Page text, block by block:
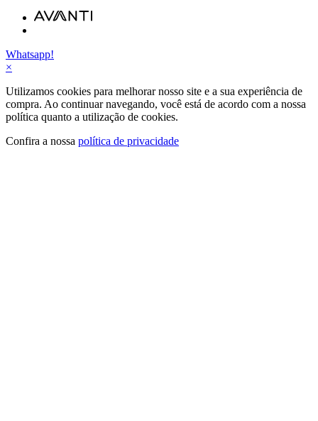
Whatsapp!
×
Utilizamos cookies para melhorar nosso site e a sua experiência de
compra. Ao continuar navegando, você está de acordo com a nossa
política quanto a utilização de cookies.
Confira a nossa política de privacidade